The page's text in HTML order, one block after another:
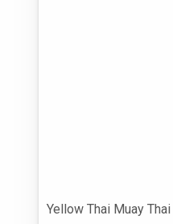
Yellow Thai Muay